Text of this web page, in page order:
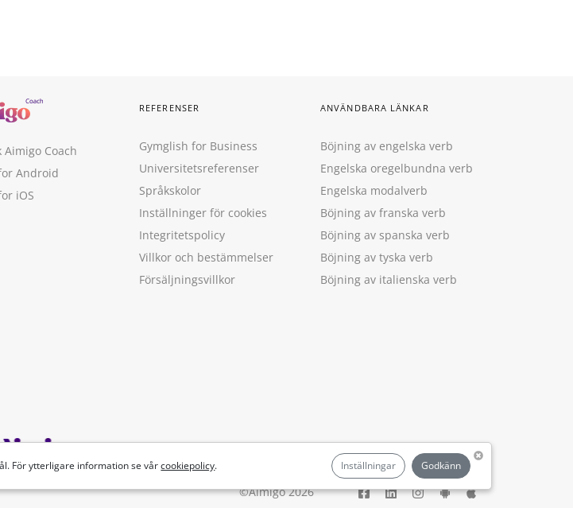
För ytterligare information se vårcookiepolicy. Inställningar Godkänn
Aimigo Coach
Android
iOS
REFERENSER
Gymglish for Business
Universitetsreferenser
Språkskolor
Inställninger för cookies
Integritetspolicy
Villkor och bestämmelser
Försäljningsvillkor
ANVÄNDBARA LÄNKAR
Böjning av engelska verb
Engelska oregelbundna verb
Engelska modalverb
Böjning av franska verb
Böjning av spanska verb
Böjning av tyska verb
Böjning av italienska verb
©Aimigo 2026